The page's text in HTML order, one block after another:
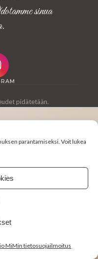
parantamiseksi. Voit lukea
MiMin tietosuojailmoitus
sinua
pidätetään.